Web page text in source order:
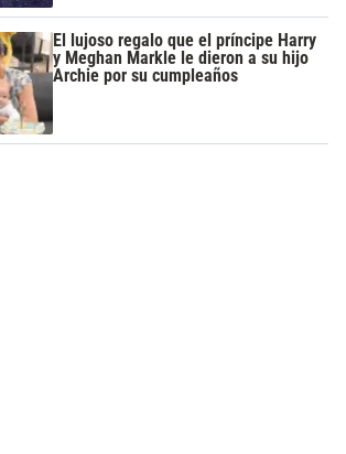
El lujoso regalo que el príncipe Harry
y Meghan Markle le dieron a su hijo
Archie por su cumpleaños